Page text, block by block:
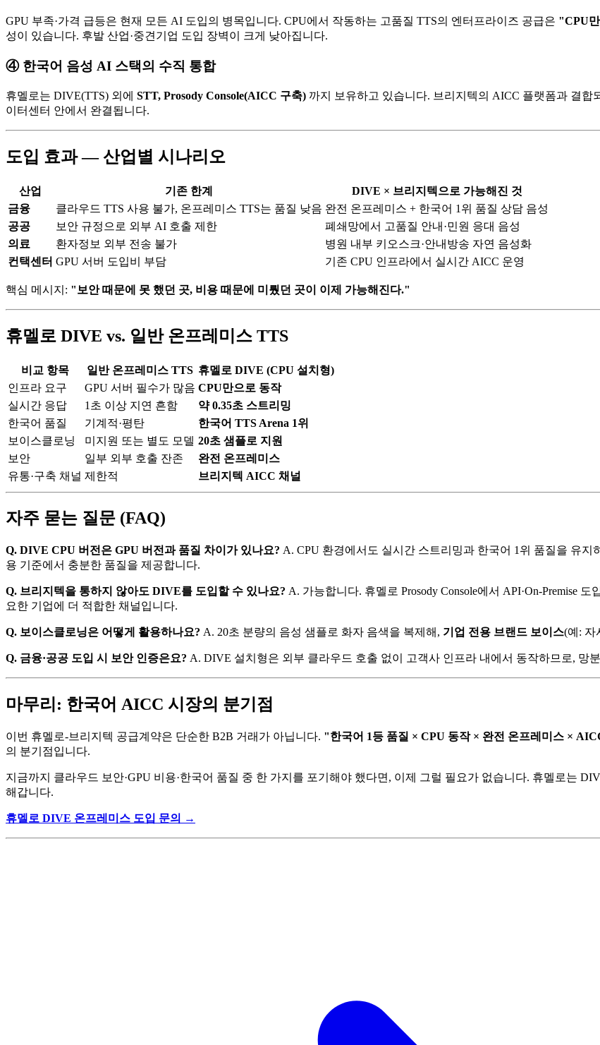
GPU 부족·가격 급등은 현재 모든 AI 도입의 병목입니다. CPU에서 작동하는 고품질 TTS의 엔터프라이즈 공급은 "CPU
성이 있습니다. 후발 산업·중견기업 도입 장벽이 크게 낮아집니다.
④ 한국어 음성 AI 스택의 수직 통합
휴멜로는 DIVE(TTS) 외에 STT, Prosody Console(AICC 구축) 까지 보유하고 있습니다. 브리지텍의 AICC 플랫폼과 결합
이터센터 안에서 완결됩니다.
도입 효과 — 산업별 시나리오
산업 기존 한계
DIVE × 브리지텍으로 가능해진 것
금융
클라우드 TTS 사용 불가, 온프레미스 TTS는 품질 낮음 완전 온프레미스 + 한국어 1위 품질 상담 음성
공공
보안 규정으로 외부 AI 호출 제한
폐쇄망에서 고품질 안내·민원 응대 음성
의료
환자정보 외부 전송 불가
병원 내부 키오스크·안내방송 자연 음성화
컨택센터 GPU 서버 도입비 부담 기존 CPU 인프라에서 실시간 AICC 운영
핵심 메시지: "보안 때문에 못 했던 곳, 비용 때문에 미뤘던 곳이 이제 가능해진다."
휴멜로 DIVE vs. 일반 온프레미스 TTS
비교 항목 일반 온프레미스 TTS 휴멜로 DIVE (CPU 설치형)
인프라 요구
GPU 서버 필수가 많음 CPU만으로 동작
실시간 응답
1초 이상 지연 흔함
약 0.35초 스트리밍
한국어 품질
기계적·평탄
한국어 TTS Arena 1위
보이스클로닝
미지원 또는 별도 모델 20초 샘플로 지원
보안
일부 외부 호출 잔존
완전 온프레미스
유통·구축 채널 제한적 브리지텍 AICC 채널
자주 묻는 질문 (FAQ)
Q. DIVE CPU 버전은 GPU 버전과 품질 차이가 있나요? A. CPU 환경에서도 실시간 스트리밍과 한국어 1위 품질을 유
용 기준에서 충분한 품질을 제공합니다.
Q. 브리지텍을 통하지 않아도 DIVE를 도입할 수 있나요? A. 가능합니다. 휴멜로 Prosody Console에서 API·On-Premise
요한 기업에 더 적합한 채널입니다.
Q. 보이스클로닝은 어떻게 활용하나요? A. 20초 분량의 음성 샘플로 화자 음색을 복제해, 기업 전용 브랜드 보이스(예: 자
Q. 금융·공공 도입 시 보안 인증은요? A. DIVE 설치형은 외부 클라우드 호출 없이 고객사 인프라 내에서 동작하므로, 망
마무리: 한국어 AICC 시장의 분기점
이번 휴멜로-브리지텍 공급계약은 단순한 B2B 거래가 아닙니다. "한국어 1등 품질 × CPU 동작 × 완전 온프레미스 ×
의 분기점입니다.
지금까지 클라우드 보안·GPU 비용·한국어 품질 중 한 가지를 포기해야 했다면, 이제 그럴 필요가 없습니다. 휴멜로는
해갑니다.
휴멜로 DIVE 온프레미스 도입 문의 →